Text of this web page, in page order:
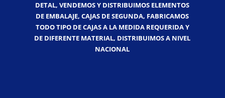
DETAL, VENDEMOS Y DISTRIBUIMOS ELEMENTOS
DE EMBALAJE, CAJAS DE SEGUNDA, FABRICAMOS
TODO TIPO DE CAJAS A LA MEDIDA REQUERIDA Y
DE DIFERENTE MATERIAL, DISTRIBUIMOS A NIVEL
NACIONAL